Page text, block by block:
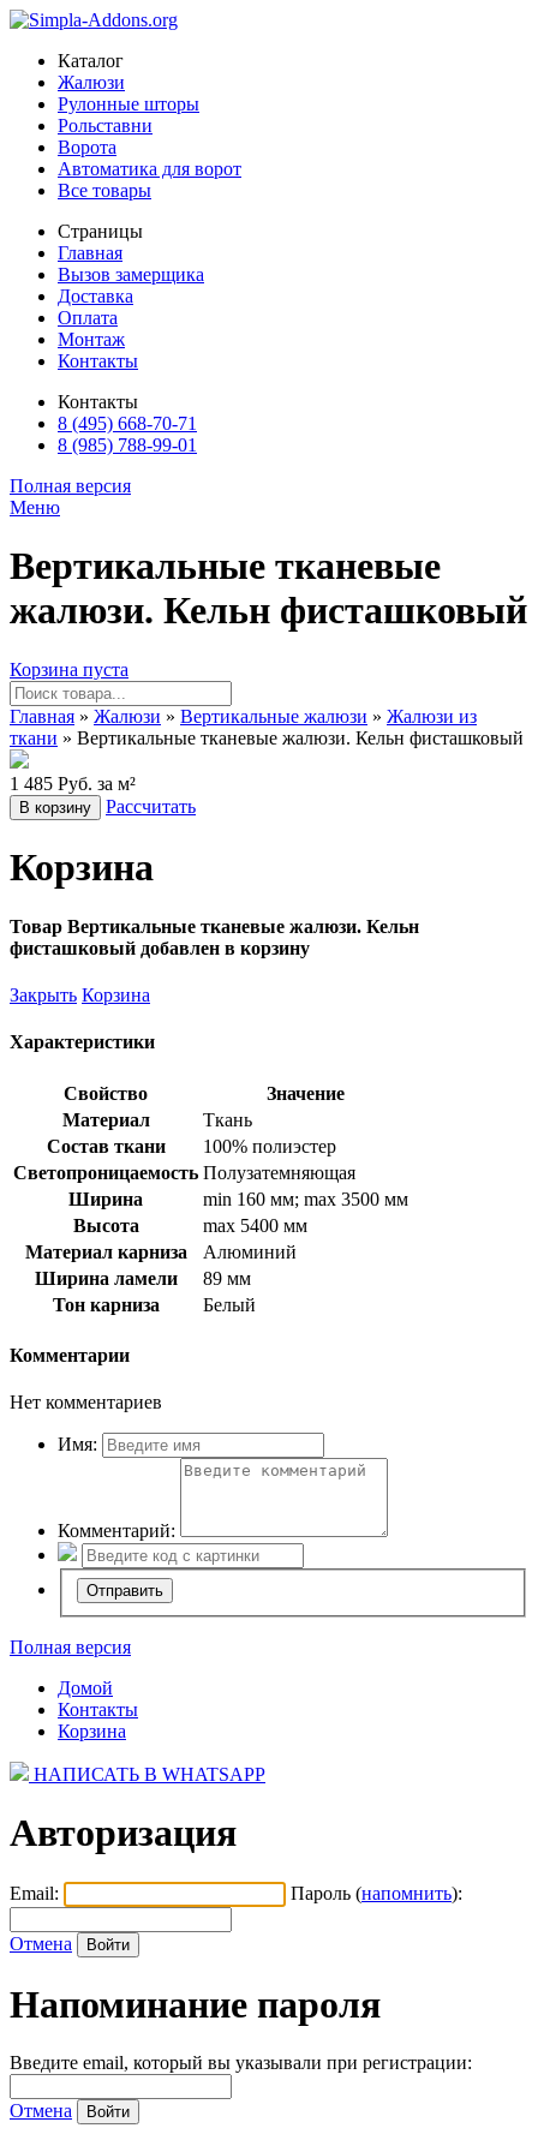
Каталог
Жалюзи
Рулонные шторы
Рольставни
Ворота
Автоматика для ворот
Все товары
Страницы
Главная
Вызов замерщика
Доставка
Оплата
Монтаж
Контакты
Контакты
8 (495) 668-70-71
8 (985) 788-99-01
Полная версия
Меню
Вертикальные тканевые
жалюзи. Кельн фисташковый
Корзина пуста
Главная » Жалюзи » Вертикальные жалюзи » Жалюзи из
ткани » Вертикальные тканевые жалюзи. Кельн фисташковый
1 485 Руб. за м²
В корзину Рассчитать
Корзина
Товар Вертикальные тканевые жалюзи. Кельн
фисташковый добавлен в корзину
Закрыть Корзина
Характеристики
Свойство
Значение
Материал
Ткань
Состав ткани
100% полиэстер
Светопроницаемость Полузатемняющая
Ширина
min 160 мм; max 3500 мм
Высота
max 5400 мм
Материал карниза
Алюминий
Ширина ламели
89 мм
Тон карниза
Белый
Комментарии
Нет комментариев
Имя:
Комментарий:
Полная версия
Домой
Контакты
Корзина
НАПИСАТЬ В WHATSAPP
Авторизация
Email: Пароль (напомнить):
Отмена
Напоминание пароля
Введите email, который вы указывали при регистрации:
Отмена